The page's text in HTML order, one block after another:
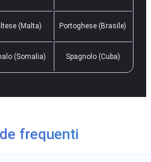
(Malta) Portoghese (Brasile)
(Somalia) Spagnolo (Cuba)
frequenti